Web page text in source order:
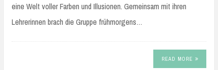
eine Welt voller Farben und Illusionen. Gemeinsam mit ihren
Lehrerinnen brach die Gruppe frühmorgens…
READ MORE